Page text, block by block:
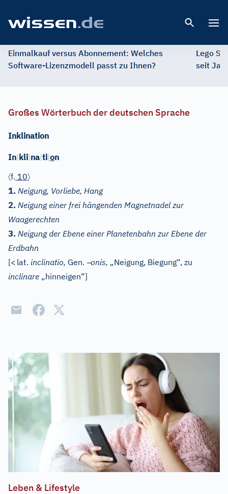
Einmalkauf versus Abonnement: Welches
Software-Lizenzmodell passt zu Ihnen?
Lego
seit
Großes Wörterbuch der deutschen Sprache
Inklination
In|kli|na|ti|on
〈f. 10〉
1. Neigung, Vorliebe, Hang
2. Neigung einer frei hängenden Magnetnadel zur
Waagerechten
3. Neigung der Ebene einer Planetenbahn zur Ebene der
Erdbahn
[< lat. inclinatio, Gen. –onis, „Neigung, Biegung“, zu
inclinare „hinneigen“]
Leben & Lifestyle